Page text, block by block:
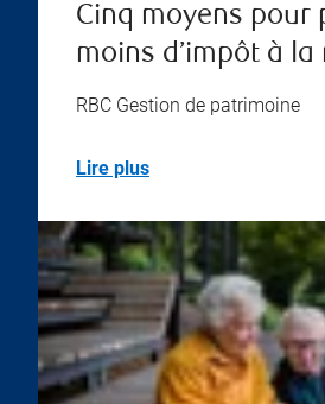
Cinq moyens pour
moins d’impôt à
RBC Gestion de patrimoine
Lire plus